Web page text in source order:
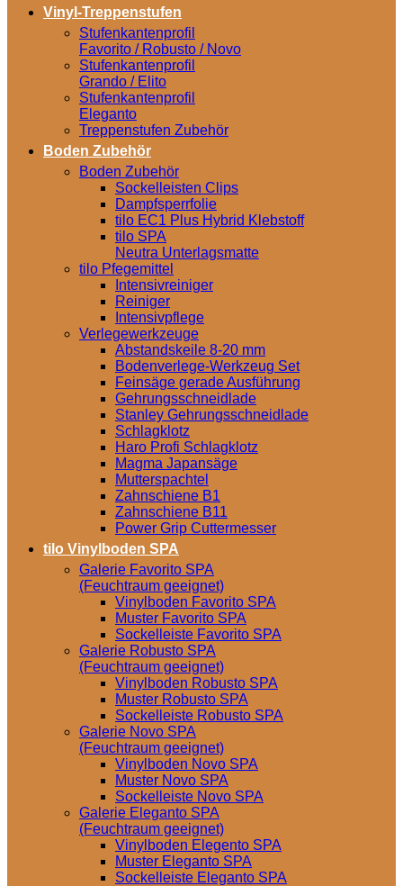
Vinyl-Treppenstufen
Stufenkantenprofil
Favorito / Robusto / Novo
Stufenkantenprofil
Grando / Elito
Stufenkantenprofil
Eleganto
Treppenstufen Zubehör
Boden Zubehör
Boden Zubehör
Sockelleisten Clips
Dampfsperrfolie
tilo EC1 Plus Hybrid Klebstoff
tilo SPA
Neutra Unterlagsmatte
tilo Pfegemittel
Intensivreiniger
Reiniger
Intensivpflege
Verlegewerkzeuge
Abstandskeile 8-20 mm
Bodenverlege-Werkzeug Set
Feinsäge gerade Ausführung
Gehrungsschneidlade
Stanley Gehrungsschneidlade
Schlagklotz
Haro Profi Schlagklotz
Magma Japansäge
Mutterspachtel
Zahnschiene B1
Zahnschiene B11
Power Grip Cuttermesser
tilo Vinylboden SPA
Galerie Favorito SPA
(Feuchtraum geeignet)
Vinylboden Favorito SPA
Muster Favorito SPA
Sockelleiste Favorito SPA
Galerie Robusto SPA
(Feuchtraum geeignet)
Vinylboden Robusto SPA
Muster Robusto SPA
Sockelleiste Robusto SPA
Galerie Novo SPA
(Feuchtraum geeignet)
Vinylboden Novo SPA
Muster Novo SPA
Sockelleiste Novo SPA
Galerie Eleganto SPA
(Feuchtraum geeignet)
Vinylboden Elegento SPA
Muster Eleganto SPA
Sockelleiste Eleganto SPA